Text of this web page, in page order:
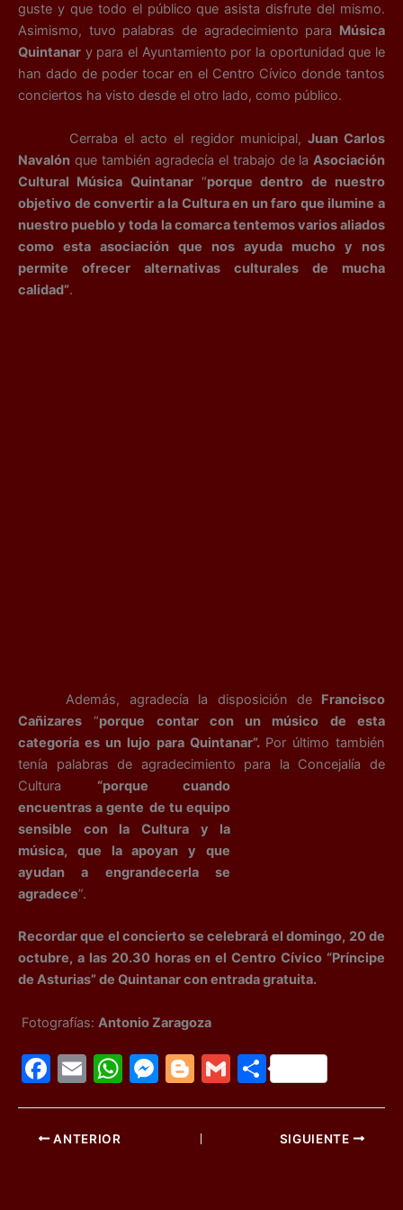
guste y que todo el público que asista disfrute del mismo.
Asimismo, tuvo palabras de agradecimiento para Música
Quintanar y para el Ayuntamiento por la oportunidad que le
han dado de poder tocar en el Centro Cívico donde tantos
conciertos ha visto desde el otro lado, como público.
Cerraba el acto el regidor municipal, Juan Carlos
Navalón que también agradecía el trabajo de la Asociación
Cultural Música Quintanar“porque dentro de nuestro
objetivo de convertir a la Cultura en un faro que ilumine a
nuestro pueblo y toda la comarca tentemos varios aliados
como esta asociación que nos ayuda mucho y nos
permite ofrecer alternativas culturales de mucha
calidad”.
Además, agradecía la disposición de Francisco
Cañizares “porque contar con un músico de esta
categoría es un lujo para Quintanar”. Por último también
tenía palabras de agradecimiento para la Concejalía de
Cultura “porque cuando
encuentras a gente de tu equipo
sensible con la Cultura y la
música, que la apoyan y que
ayudan a engrandecerla se
agradece”.
Recordar que el concierto se celebrará el domingo, 20 de
octubre, a las 20.30 horas en el Centro Cívico “Príncipe
de Asturias” de Quintanar con entrada gratuita.
Fotografías: Antonio Zaragoza
F
c
e
E
ai
l
W M Bl
g
g
G C
m
p
ANTERIOR SIGUIENTE